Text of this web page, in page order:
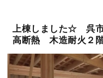
上棟しました☆ 呉
高断熱 木造耐火２